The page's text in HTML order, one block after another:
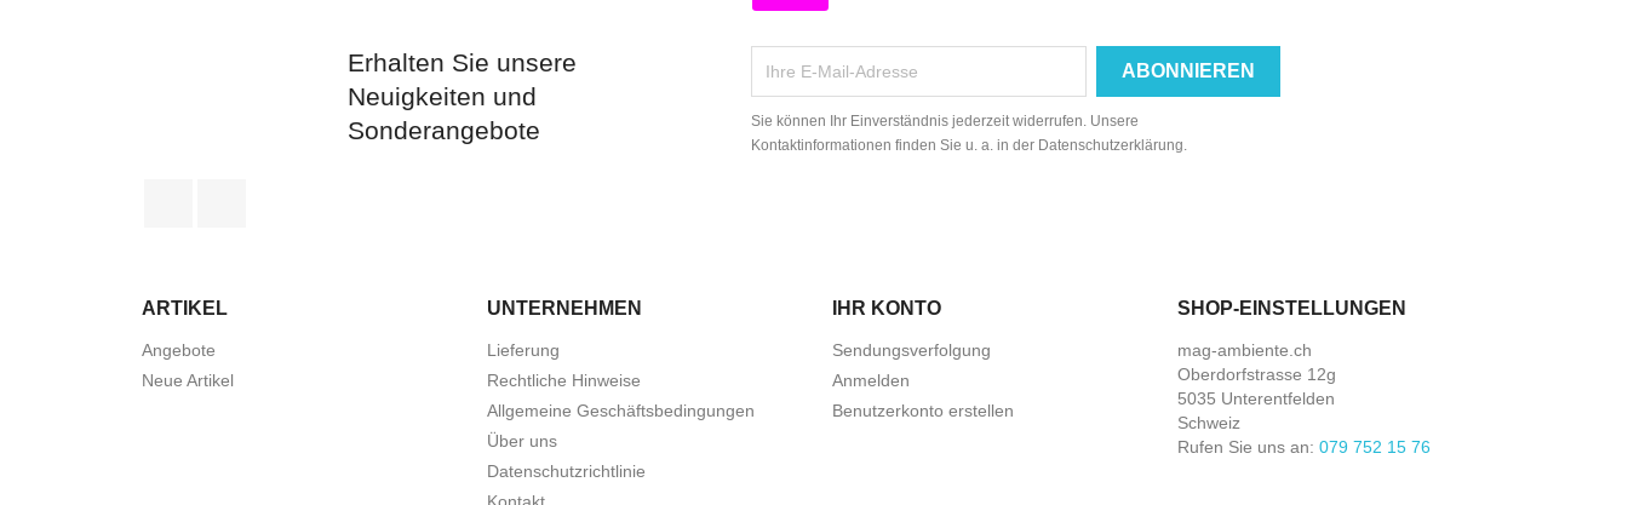
Erhalten Sie unsere
Neuigkeiten und
Sonderangebote
Sie können Ihr Einverständnis jederzeit widerrufen. Unsere
Kontaktinformationen finden Sie u. a. in der Datenschutzerklärung.
ARTIKEL
Angebote
Neue Artikel
UNTERNEHMEN
Lieferung
Rechtliche Hinweise
Allgemeine Geschäftsbedingungen
Über uns
Datenschutzrichtlinie
IHR KONTO
Sendungsverfolgung
Anmelden
Benutzerkonto erstellen
SHOP-EINSTELLUNGEN
mag-ambiente.ch
Oberdorfstrasse 12g
5035 Unterentfelden
Schweiz
Rufen Sie uns an: 079 752 15 76